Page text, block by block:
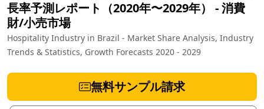
長率予測レポート（2020年〜2029年）
‐消費
財/小売市場
Hospitality Industry in Brazil - Market Share Analysis, Industry
Trends & Statistics, Growth Forecasts 2020 - 2029
無料サンプル請求